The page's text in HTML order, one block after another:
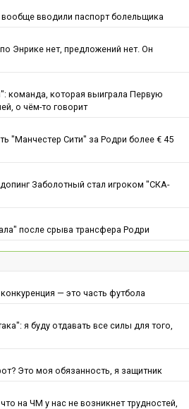
вводили паспорт болельщика
Энрике нет, предложений нет. Он
команда, которая выиграла Первую
о чём-то говорит
"Манчестер Сити" за Родри более € 45
Заболотный стал игроком "СКА-
после срыва трансфера Родри
— это часть футбола
я буду отдавать все силы для того,
Это моя обязанность, я защитник
на ЧМ у нас не возникнет трудностей,